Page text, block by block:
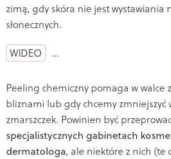
zimą, gdy skóra nie jest wystawiania
słonecznych.
WIDEO …
Peeling chemiczny pomaga w walce
bliznami lub gdy chcemy zmniejszyć
zmarszczek. Powinien być
specjalistycznych gabinetach
dermatologa, ale niektóre z nich (te